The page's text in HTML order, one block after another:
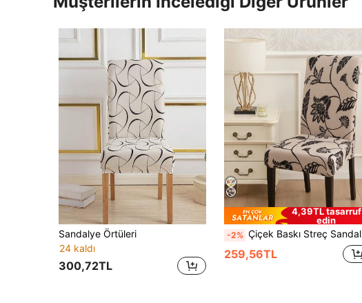
Sandalye Örtüleri
24 kaldı
300,72TL
4,39TL tasarruf
edin
-2% Çiçek Baskı Streç Sandalye Örtüsü, Ev Polyester Sandalye Toz Kapağı
259,56TL